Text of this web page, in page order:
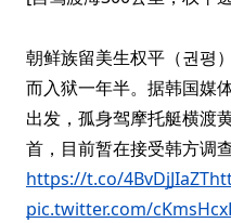
朝鲜族留美生权平（권평
而入狱一年半。据韩国媒
出发，孤身驾摩托艇横渡
首，目前暂在接受韩方调查
https://t.co/4BvDjJIaZT
pic.twitter.com/